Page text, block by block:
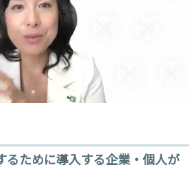
るために導入する企業・個人が